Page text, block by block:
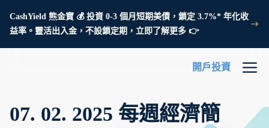
CashYield 熊金寶 💰 投資 0-3 個月短期美債，鎖定 3.7%* 年化收
益率。靈活出入金，不設鎖定期，立即了解更多 👉
開戶投資
07. 02. 2025 每週經濟簡